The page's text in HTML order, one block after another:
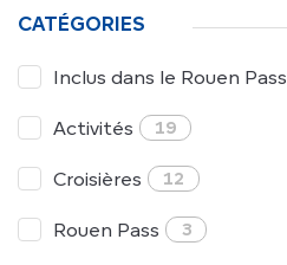
CATÉGORIES
Inclus dans le Rouen Pass
Activités 19
Croisières 12
Rouen Pass 3